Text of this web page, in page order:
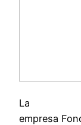
La
empresa